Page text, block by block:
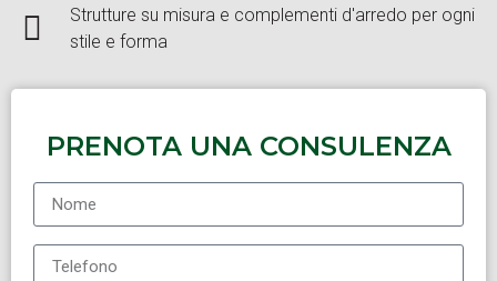
Strutture su misura e complementi d'arredo per ogni
stile e forma
PRENOTA UNA CONSULENZA